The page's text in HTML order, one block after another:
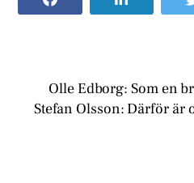
Olle Edborg: Som en
Stefan Olsson: Därför är